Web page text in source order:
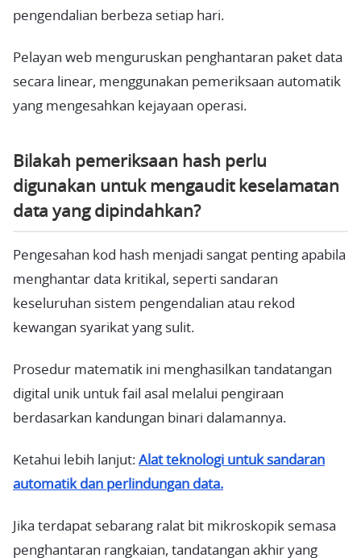
pengendalian berbeza setiap hari.
Pelayan web menguruskan penghantaran paket data
secara linear, menggunakan pemeriksaan automatik
yang mengesahkan kejayaan operasi.
Bilakah pemeriksaan hash perlu
digunakan untuk mengaudit keselamatan
data yang dipindahkan?
Pengesahan kod hash menjadi sangat penting apabila
menghantar data kritikal, seperti sandaran
keseluruhan sistem pengendalian atau rekod
kewangan syarikat yang sulit.
Prosedur matematik ini menghasilkan tandatangan
digital unik untuk fail asal melalui pengiraan
berdasarkan kandungan binari dalamannya.
Ketahui lebih lanjut: Alat teknologi untuk sandaran
automatik dan perlindungan data.
Jika terdapat sebarang ralat bit mikroskopik semasa
penghantaran rangkaian, tandatangan akhir yang